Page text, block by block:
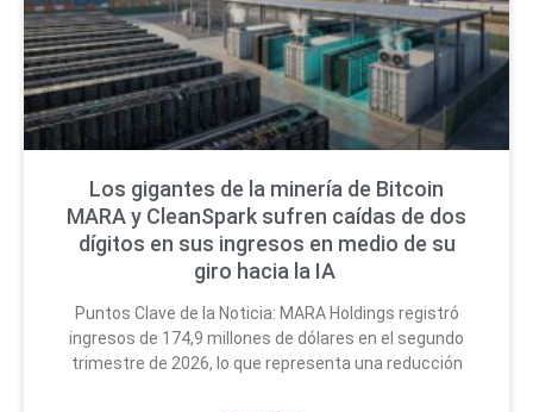
Los gigantes de la minería de Bitcoin
MARA y CleanSpark sufren caídas de dos
dígitos en sus ingresos en medio de su
giro hacia la IA
Puntos Clave de la Noticia: MARA Holdings registró
ingresos de 174,9 millones de dólares en el segundo
trimestre de 2026, lo que representa una reducción